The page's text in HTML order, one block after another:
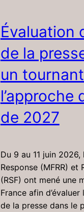
Évaluation
de la
un
l’approche
de 2027
Du 9 au 11 juin
Response (MFRR)
(RSF) ont mené une
France afin
de la presse dans le